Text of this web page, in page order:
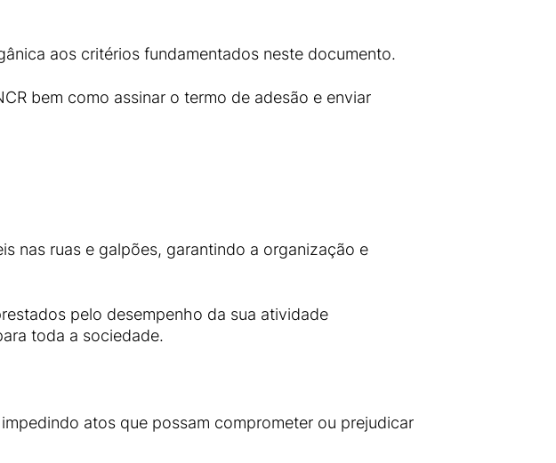
aos critérios fundamentados neste documento.
bem como assinar o termo de adesão e enviar
nas ruas e galpões, garantindo a organização e
pelo desempenho da sua atividade
toda a sociedade.
atos que possam comprometer ou prejudicar